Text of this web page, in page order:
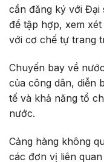
cần đăng ký với Đại
để tập hợp, xem
với cơ chế tự trang
Chuyến bay về
của công dân, diễn
tế và khả năng tổ
nước.
Cảng hàng không
các đơn vị liên